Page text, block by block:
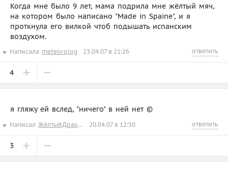
Когда мне было 9 лет, мама подрила мне жёлтый мяч,
на котором было написано "Мade in Spaine", и я
проткнула его вилкой чтоб подышать испанским
воздухом.
Написала meteorolog 23.04.07 в 21:26 ответить
4
я гляжу ей вслед, "ничего" в ней нет ©
Написал ЖёлтыйДракончикД 20.04.07 в 12:50 ответить
3